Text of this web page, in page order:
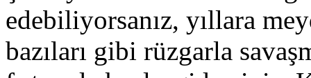
edebiliyorsanız, yıllara
bazıları gibi rüzgarla